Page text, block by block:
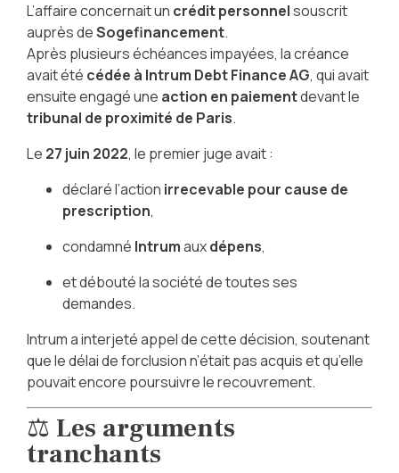
L’affaire concernait un crédit personnelsouscrit
auprès deSogefinancement.
Après plusieurs échéances impayées, la créance
avait été cédée à Intrum Debt Finance AG, qui avait
ensuite engagé une action en paiementdevant le
tribunal de proximité de Paris.
Le 27 juin 2022, le premier juge avait :
déclaré l’action irrecevable pour cause de
prescription,
condamné Intrumauxdépens,
et débouté la société de toutes ses
demandes.
Intrum a interjeté appel de cette décision, soutenant
que le délai de forclusion n’était pas acquis et qu’elle
pouvait encore poursuivre le recouvrement.
⚖️ Les arguments
tranchants